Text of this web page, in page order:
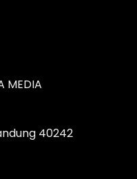
MEDIA
40242